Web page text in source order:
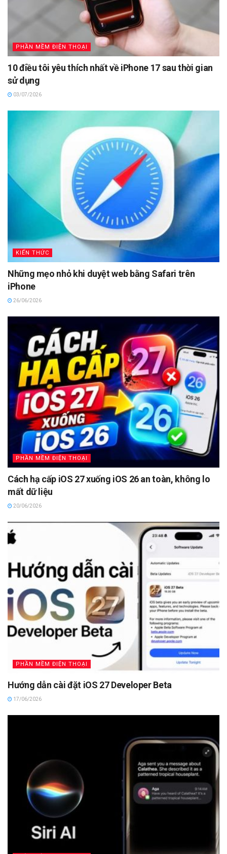
PHẦN MỀM ĐIỆN THOẠI
10 điều tôi yêu thích nhất về iPhone 17 sau thời gian
sử dụng
03/07/2026
KIẾN THỨC
Những mẹo nhỏ khi duyệt web bằng Safari trên
iPhone
26/06/2026
PHẦN MỀM ĐIỆN THOẠI
Cách hạ cấp iOS 27 xuống iOS 26 an toàn, không lo
mất dữ liệu
20/06/2026
PHẦN MỀM ĐIỆN THOẠI
Hướng dẫn cài đặt iOS 27 Developer Beta
17/06/2026